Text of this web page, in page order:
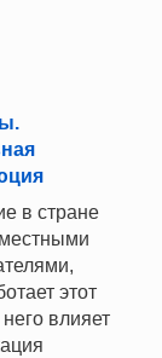
в стране
этот
влияет